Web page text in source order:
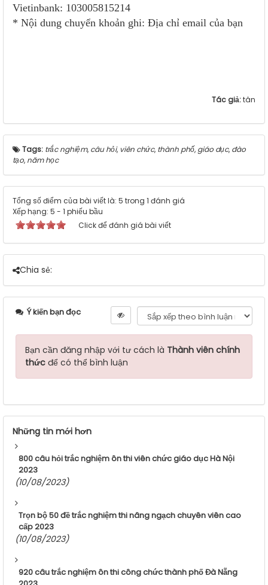
Vietinbank: 103005815214
* Nội dung chuyển khoản ghi: Địa chỉ email của bạn
Tác giả:tân
Tags: trắc nghiệm, câu hỏi, viên chức, thành phố, giáo dục, đào
tạo, năm học
Tổng số điểm của bài viết là: 5 trong 1 đánh giá
Xếp hạng: 5 - 1 phiếu bầu
Click để đánh giá bài viết
Chia sẻ:
Ý kiến bạn đọc
Bạn cần đăng nhập với tư cách là Thành viên chính
thức để có thể bình luận
Những tin mới hơn
800 câu hỏi trắc nghiệm ôn thi viên chức giáo dục Hà Nội
2023
(10/08/2023)
Trọn bộ 50 đề trắc nghiệm thi nâng ngạch chuyên viên cao
cấp 2023
(10/08/2023)
920 câu trắc nghiệm ôn thi công chức thành phố Đà Nẵng